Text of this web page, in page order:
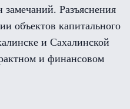
Разъяснения
объектов капитального
и Сахалинской
и финансовом